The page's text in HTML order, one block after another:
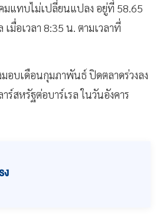
มแทบไม่เปลี่ยนแปลง อยู่ที่ 58.65
มื่อเวลา 8:35 น. ตามเวลาที่
อบเดือนกุมภาพันธ์ ปิดตลาดร่วงลง
ร์สหรัฐต่อบาร์เรล ในวันอังคาร
ง